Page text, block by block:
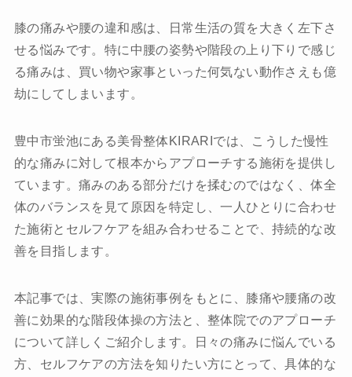
ブログ
アクセス
初回体験申込
お問い合わせ
プライバシーポリシー
膝の痛みや腰の違和感は、日常生活の質を大きく左下さ
せる悩みです。特に中腰の姿勢や階段の上り下りで感じ
る痛みは、買い物や家事といった何気ない動作さえも億
劫にしてしまいます。
豊中市蛍池にある美骨整体KIRARIでは、こうした慢性
的な痛みに対して根本からアプローチする施術を提供し
ています。痛みのある部分だけを揉むのではなく、体全
体のバランスを見て原因を特定し、一人ひとりに合わせ
た施術とセルフケアを組み合わせることで、持続的な改
善を目指します。
本記事では、実際の施術事例をもとに、膝痛や腰痛の改
善に効果的な階段体操の方法と、整体院でのアプローチ
について詳しくご紹介します。日々の痛みに悩んでいる
方、セルフケアの方法を知りたい方にとって、具体的な